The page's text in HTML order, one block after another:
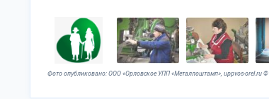
Фото опубликовано: ООО «Орловское УПП «Металлоштамп», uppvos-orel.ru ©